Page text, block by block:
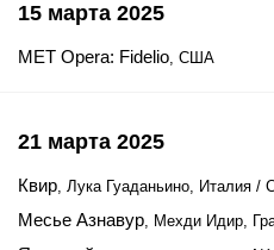
15 марта 2025
MET Opera: Fidelio, США
21 марта 2025
Квир, Лука Гуаданьино, Италия /
Месье Азнавур, Мехди Идир,